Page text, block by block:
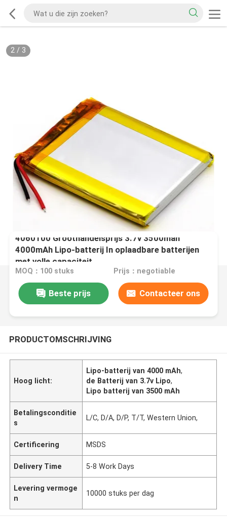
2/ 3
4060100 Groothandelsprijs 3.7v 3500mah
4000mAh Lipo-batterij In oplaadbare batterijen
met volle capaciteit
MOQ：100 stuks Prijs：negotiable
Beste prijs Contacteer ons
PRODUCTOMSCHRIJVING
Hoog licht:
Lipo-batterij van 4000 mAh,
de Batterij van 3.7v Lipo,
Lipo batterij van 3500 mAh
Betalingsconditie
s
L/C, D/A, D/P, T/T, Western Union,
Certificering MSDS
Delivery Time 5-8 Work Days
Levering vermoge
n
10000 stuks per dag